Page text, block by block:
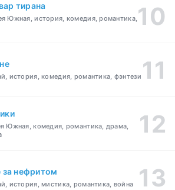
тирана
Южная, история, комедия, романтика,
история, комедия, романтика, фэнтези
Южная, комедия, романтика, драма,
за нефритом
история, мистика, романтика, война